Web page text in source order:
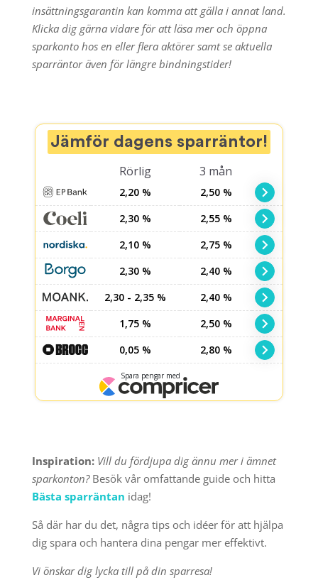
insättningsgarantin kan komma att gälla i annat land.
Klicka dig gärna vidare för att läsa mer och öppna
sparkonto hos en eller flera aktörer samt se aktuella
sparräntor även för längre bindningstider!
Inspiration: Vill du fördjupa dig ännu mer i ämnet
sparkonton?Besök vår omfattande guide och hitta
Bästa sparräntan idag!
Så där har du det, några tips och idéer för att hjälpa
dig spara och hantera dina pengar mer effektivt.
Vi önskar dig lycka till på din sparresa!